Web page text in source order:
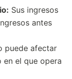
Sus ingresos
antes
puede afectar
en el que opera